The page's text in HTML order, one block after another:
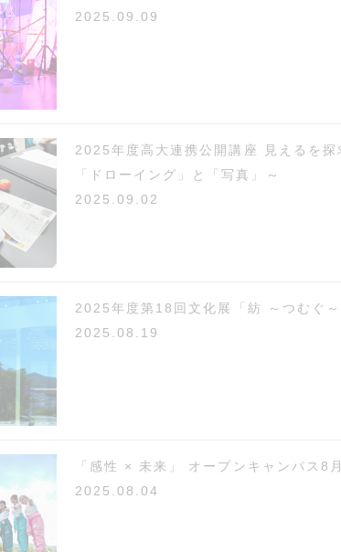
2025.09.09
2025年度高大連携公開講座 見えるを
「ドローイング」と「写真」～
2025.09.02
2025年度第18回文化展「紡 ～つむぐ
2025.08.19
「感性 × 未来」 オープンキャンパス8
2025.08.04